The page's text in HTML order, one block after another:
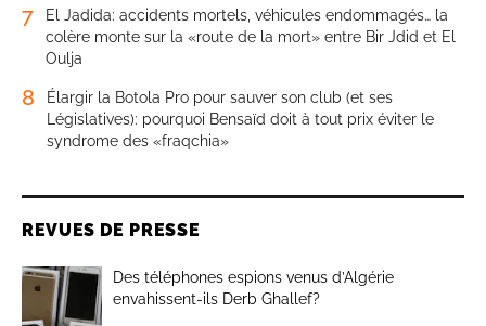
7
El Jadida: accidents mortels, véhicules endommagés… la
colère monte sur la «route de la mort» entre Bir Jdid et El
Oulja
8
Élargir la Botola Pro pour sauver son club (et ses
Législatives): pourquoi Bensaïd doit à tout prix éviter le
syndrome des «fraqchia»
REVUES DE PRESSE
Des téléphones espions venus d’Algérie
envahissent-ils Derb Ghallef?